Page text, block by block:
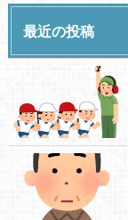
最近の投稿